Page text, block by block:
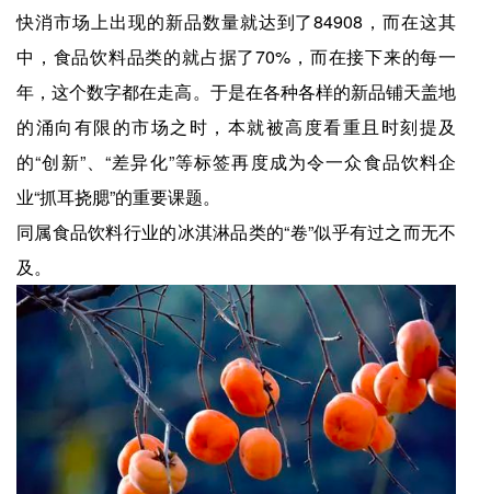
快消市场上出现的新品数量就达到了84908，而在这其
中，食品饮料品类的就占据了70%，而在接下来的每一
年，这个数字都在走高。于是在各种各样的新品铺天盖地
的涌向有限的市场之时，本就被高度看重且时刻提及
的“创新”、“差异化”等标签再度成为令一众食品饮料企
业“抓耳挠腮”的重要课题。
同属食品饮料行业的冰淇淋品类的“卷”似乎有过之而无不
及。